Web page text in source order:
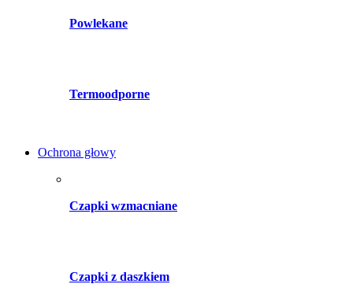
Powlekane
Termoodporne
Ochrona głowy
Czapki wzmacniane
Czapki z daszkiem